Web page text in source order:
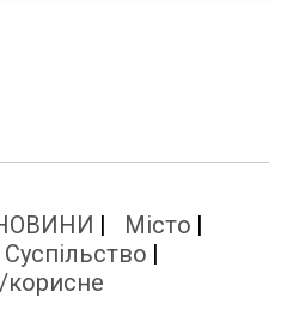
Місто
Суспільство